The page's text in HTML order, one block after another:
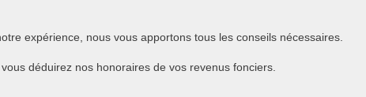
expérience, nous vous apportons tous les conseils nécessaires.
déduirez nos honoraires de vos revenus fonciers.